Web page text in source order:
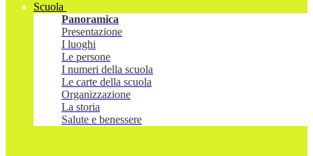
Scuola
Panoramica
Presentazione
I luoghi
Le persone
I numeri della scuola
Le carte della scuola
Organizzazione
La storia
Salute e benessere